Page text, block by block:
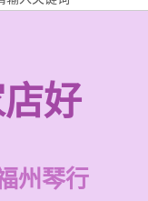
好
州琴行